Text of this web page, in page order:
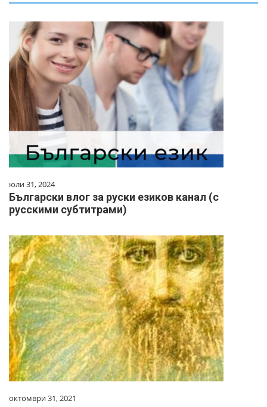
юли 31, 2024
Български влог за руски езиков канал (с
русскими субтитрами)
октомври 31, 2021